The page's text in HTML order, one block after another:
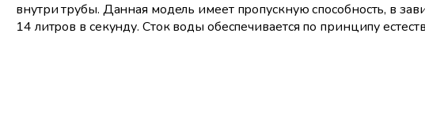
внутри трубы. Данная модель имеет пропускную способность, в
14 литров в секунду. Сток воды обеспечивается по принципу